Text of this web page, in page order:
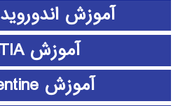
آموزش اندوروید android
آموزش CATIA
آموزش clementine